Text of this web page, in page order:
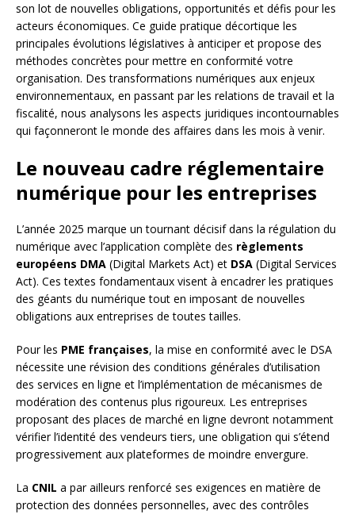
son lot de nouvelles obligations, opportunités et défis pour les
acteurs économiques. Ce guide pratique décortique les
principales évolutions législatives à anticiper et propose des
méthodes concrètes pour mettre en conformité votre
organisation. Des transformations numériques aux enjeux
environnementaux, en passant par les relations de travail et la
fiscalité, nous analysons les aspects juridiques incontournables
qui façonneront le monde des affaires dans les mois à venir.
Le nouveau cadre réglementaire
numérique pour les entreprises
L’année 2025 marque un tournant décisif dans la régulation du
numérique avec l’application complète des règlements
européens DMA (Digital Markets Act) et DSA (Digital Services
Act). Ces textes fondamentaux visent à encadrer les pratiques
des géants du numérique tout en imposant de nouvelles
obligations aux entreprises de toutes tailles.
Pour les PME françaises, la mise en conformité avec le DSA
nécessite une révision des conditions générales d’utilisation
des services en ligne et l’implémentation de mécanismes de
modération des contenus plus rigoureux. Les entreprises
proposant des places de marché en ligne devront notamment
vérifier l’identité des vendeurs tiers, une obligation qui s’étend
progressivement aux plateformes de moindre envergure.
La CNIL a par ailleurs renforcé ses exigences en matière de
protection des données personnelles, avec des contrôles